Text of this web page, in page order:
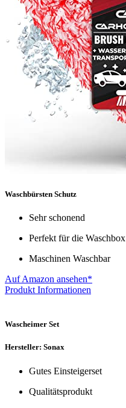
Waschbürsten Schutz
Sehr schonend
Perfekt für die Waschbox
Maschinen Waschbar
Auf Amazon ansehen*
Produkt Informationen
Wascheimer Set
Hersteller: Sonax
Gutes Einsteigerset
Qualitätsprodukt